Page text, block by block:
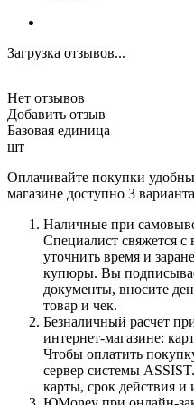
Загрузка отзывов...
Нет отзывов
Добавить отзыв
Базовая единица
шт
Оплачивайте покупки
магазине доступно 3
Наличные при
Специалист свяжется с
уточнить время и
купюры. Вы
документы, вносите
товар и чек.
Безналичный расчет
интернет-магазине:
Чтобы оплатить
сервер системы
карты, срок действия и